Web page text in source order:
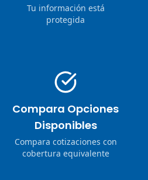
Tu información está
protegida
Compara Opciones
Disponibles
Compara cotizaciones con
cobertura equivalente